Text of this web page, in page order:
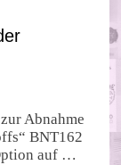
Abnahme
BNT162
auf …